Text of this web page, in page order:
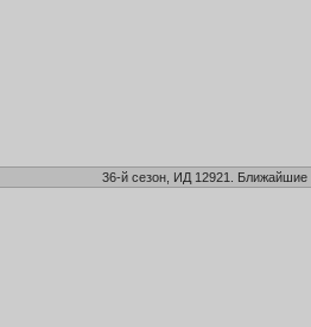
36-й сезон, ИД 12921.